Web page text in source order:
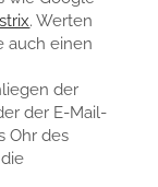
. Werten
auch einen
der
der E-Mail-
Ohr des